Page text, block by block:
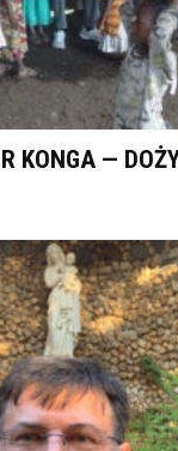
KONGA —